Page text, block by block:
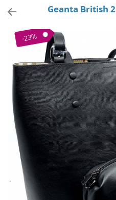
Coliere
Brose
Tiare
Destinatari
Bijuterii Femei
Bijuterii Copii
Bijuterii Mirese
Selectii
Reduceri
Cele mai noi
Cele mai vandute
Cele mai votate
Cu video
Geanta British
-23%